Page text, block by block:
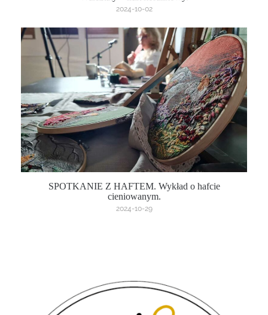
2024-10-02
SPOTKANIE Z HAFTEM. Wykład o hafcie
cieniowanym.
2024-10-29